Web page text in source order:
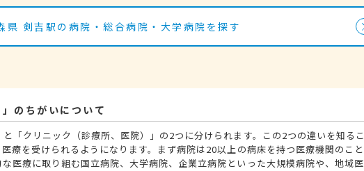
県 剣吉駅の病院・総合病院・大学病院を探す
のちがいについて
「クリニック（診療所、医院）」の2つに分けられます。この2つの違いを知るこ
療を受けられるようになります。まず病院は20以上の病床を持つ医療機関のこと
医療に取り組む国立病院、大学病院、企業立病院といった大規模病院や、地域医